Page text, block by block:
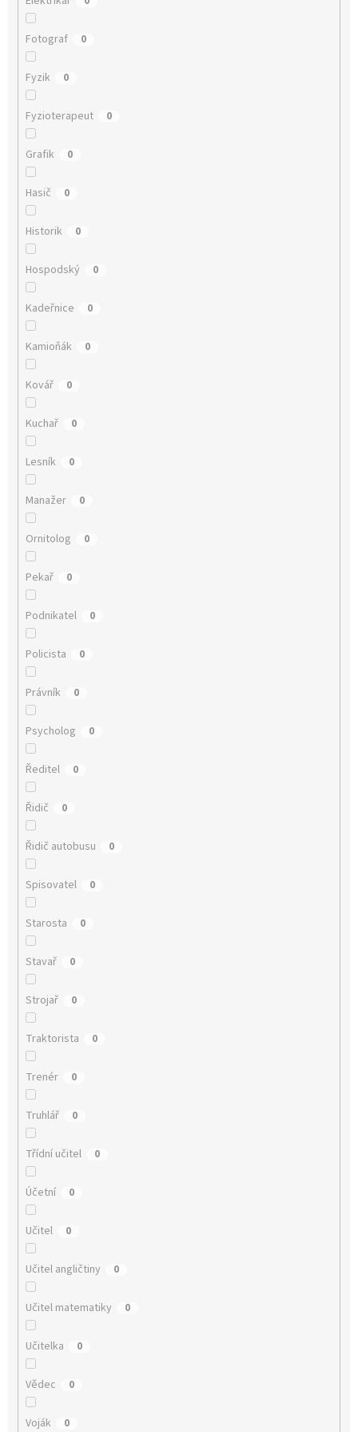
Fotograf 0
Fyzik 0
Fyzioterapeut 0
Grafik 0
Hasič 0
Historik 0
Hospodský 0
Kadeřnice 0
Kamioňák 0
Kovář 0
Kuchař 0
Lesník 0
Manažer 0
Ornitolog 0
Pekař 0
Podnikatel 0
Policista 0
Právník 0
Psycholog 0
Ředitel 0
Řidič 0
Řidič autobusu 0
Spisovatel 0
Starosta 0
Stavař 0
Strojař 0
Traktorista 0
Trenér 0
Truhlář 0
Třídní učitel 0
Účetní 0
Učitel 0
Učitel angličtiny 0
Učitel matematiky 0
Učitelka 0
Vědec 0
Voják 0